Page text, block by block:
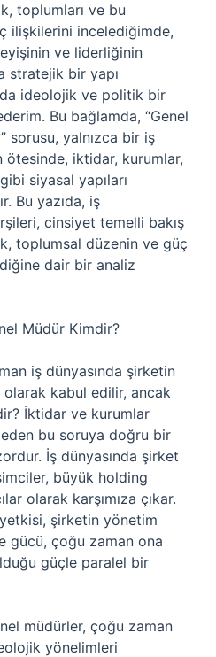
toplumları ve bu
ilişkilerini incelediğimde,
ve liderliğinin
stratejik bir yapı
ideolojik ve politik bir
Bu bağlamda, “Genel
sorusu, yalnızca bir iş
ötesinde, iktidar, kurumlar,
siyasal yapıları
Bu yazıda, iş
cinsiyet temelli bakış
toplumsal düzenin ve güç
dair bir analiz
Müdür Kimdir?
iş dünyasında şirketin
kabul edilir, ancak
İktidar ve kurumlar
bu soruya doğru bir
İş dünyasında şirket
büyük holding
olarak karşımıza çıkar.
şirketin yönetim
gücü, çoğu zaman ona
güçle paralel bir
müdürler, çoğu zaman
yönelimleri